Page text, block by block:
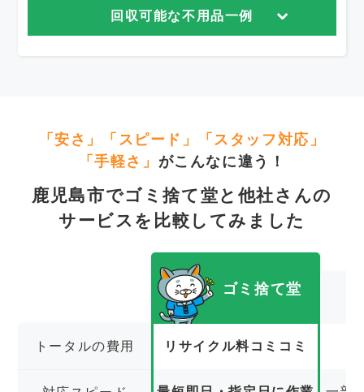
回収可能な不用品一例
「安さ」「スピード」「スタッフ対応」
「手軽さ」 がこんなに違う！
鹿児島市でゴミ捨て堂と他社さんの
サービスを比較してみました
トータルの費用
ゴミ捨て堂
リサイクル料コミコミ